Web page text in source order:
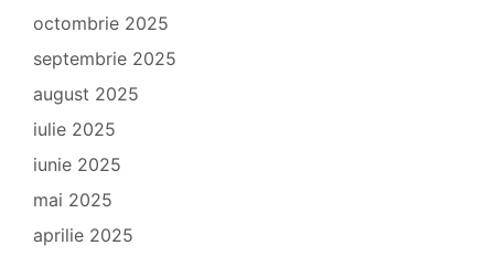
octombrie 2025
septembrie 2025
august 2025
iulie 2025
iunie 2025
mai 2025
aprilie 2025